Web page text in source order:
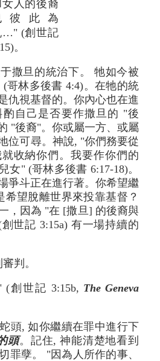
女人的後裔
彼此為
…" (創世記
。
撒旦的統治下。 牠如今被
哥林多後書 4:4)。在牠的統
仇視基督的。你內心也在進
自己是否要作撒旦的 "後
"後裔"。你或屬一方、或屬
位可尋。神說, "你們務要從
收納你們。我要作你們的
女" (哥林多後書 6:17-18)。
爭斗正在進行著。你希望繼
希望脫離世界來投靠基督？
，因為 "在 [撒旦] 的後裔與
世記 3:15a) 有一場持續的
判。
創世記 3:15b, The Geneva
頭, 如你繼續在罪中進行下
頭。記住, 神能清楚地看到
罪孽。 "因為人所作的事、